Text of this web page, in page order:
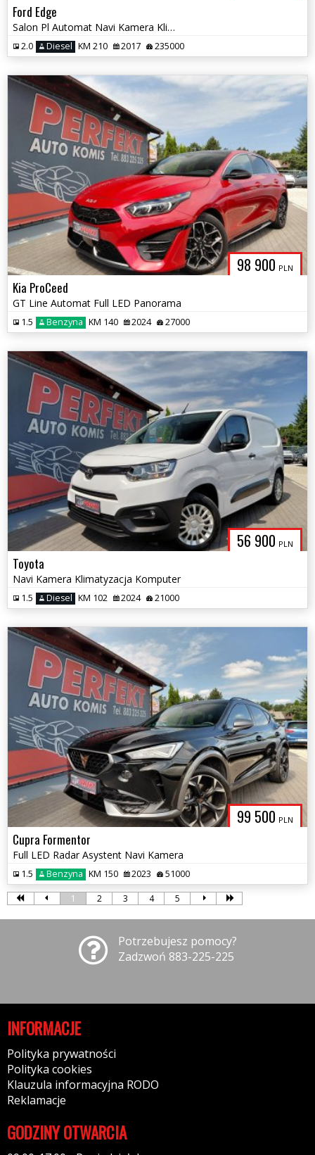
Ford Edge
Salon Pl Automat Navi Kamera Klimatronik El.klapa Sensor PDC Hak Alu
2.0 Diesel KM 210 2017 235000
98 900 PLN
Kia ProCeed
GT Line Automat Full LED Panorama
1.5 Benzyna KM 140 2024 27000
56 900 PLN
Toyota
Navi Kamera Klimatyzacja Komputer
1.5 Diesel KM 102 2024 21000
99 500 PLN
Cupra Formentor
Full LED Radar Asystent Navi Kamera
1.5 Benzyna KM 150 2023 51000
1 2 3 4 5
Potrzebujesz pomocy?
Zadzwoń 883-225-225
INFORMACJE
Polityka prywatności
Polityka cookies
Klauzula informacyjna RODO
Reklamacje
GODZINY OTWARCIA